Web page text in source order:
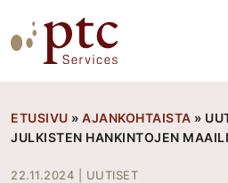
to
content
ETUSIVU » AJANKOHTAISTA »
JULKISTEN HANKINTOJEN
22.11.2024 UUTISET